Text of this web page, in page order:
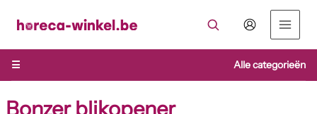
naar
inhoud
☰
Alle categorieën
Bonzer blikopener